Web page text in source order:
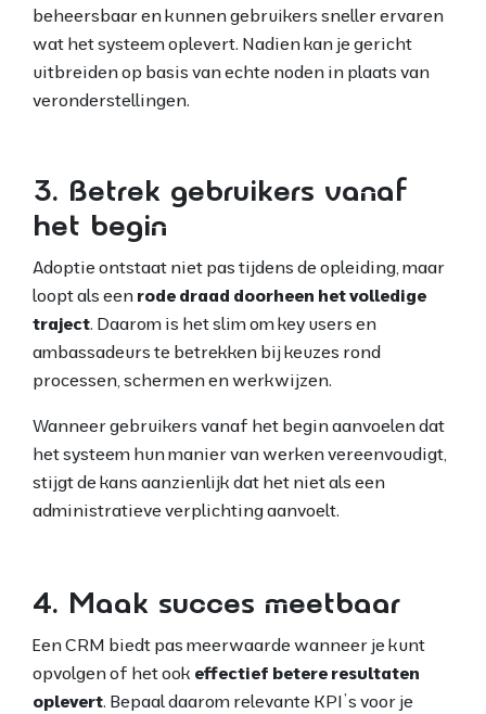
beheersbaar en kunnen gebruikers sneller ervaren
wat het systeem oplevert. Nadien kan je gericht
uitbreiden op basis van echte noden in plaats van
veronderstellingen.
3. Betrek gebruikers vanaf
het begin
Adoptie ontstaat niet pas tijdens de opleiding, maar
loopt als een rode draad doorheen het volledige
traject. Daarom is het slim om key users en
ambassadeurs te betrekken bij keuzes rond
processen, schermen en werkwijzen.
Wanneer gebruikers vanaf het begin aanvoelen dat
het systeem hun manier van werken vereenvoudigt,
stijgt de kans aanzienlijk dat het niet als een
administratieve verplichting aanvoelt.
4. Maak succes meetbaar
Een CRM biedt pas meerwaarde wanneer je kunt
opvolgen of het ook effectief betere resultaten
oplevert. Bepaal daarom relevante KPI’s voor je